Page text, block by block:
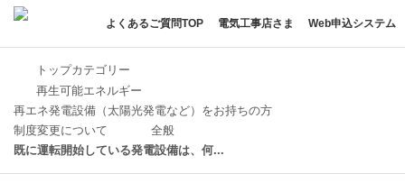
よくあるご質問TOP 電気工事店さま Web申込システム
トップカテゴリー
再生可能エネルギー
再エネ発電設備（太陽光発電など）をお持ちの方
制度変更について
全般
既に運転開始している発電設備は、何...